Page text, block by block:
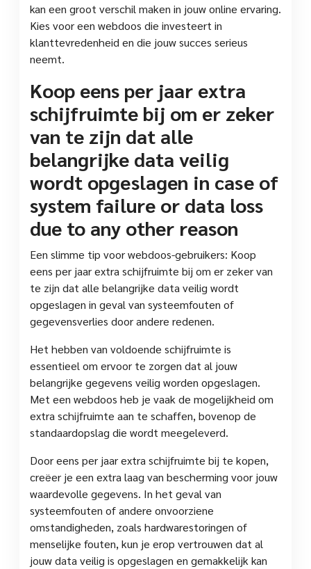
kan een groot verschil maken in jouw online ervaring.
Kies voor een webdoos die investeert in
klanttevredenheid en die jouw succes serieus
neemt.
Koop eens per jaar extra
schijfruimte bij om er zeker
van te zijn dat alle
belangrijke data veilig
wordt opgeslagen in case of
system failure or data loss
due to any other reason
Een slimme tip voor webdoos-gebruikers: Koop
eens per jaar extra schijfruimte bij om er zeker van
te zijn dat alle belangrijke data veilig wordt
opgeslagen in geval van systeemfouten of
gegevensverlies door andere redenen.
Het hebben van voldoende schijfruimte is
essentieel om ervoor te zorgen dat al jouw
belangrijke gegevens veilig worden opgeslagen.
Met een webdoos heb je vaak de mogelijkheid om
extra schijfruimte aan te schaffen, bovenop de
standaardopslag die wordt meegeleverd.
Door eens per jaar extra schijfruimte bij te kopen,
creëer je een extra laag van bescherming voor jouw
waardevolle gegevens. In het geval van
systeemfouten of andere onvoorziene
omstandigheden, zoals hardwarestoringen of
menselijke fouten, kun je erop vertrouwen dat al
jouw data veilig is opgeslagen en gemakkelijk kan